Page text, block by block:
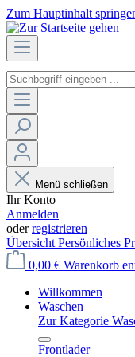
Zum Hauptinhalt
Menü schließen
Ihr Konto
Anmelden
oderregistrieren
Übersicht Persönliches
0,00 € Warenkorb
Willkommen
Waschen
Zur Kategorie
Frontlader